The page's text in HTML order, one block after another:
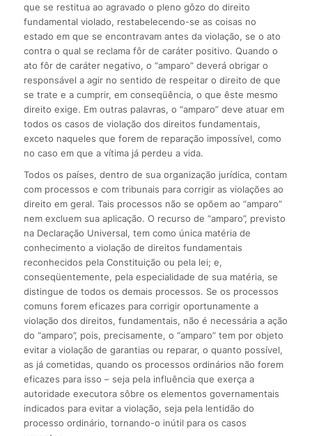
que se restitua ao agravado o pleno gôzo do direito
fundamental violado, restabelecendo-se as coisas no
estado em que se encontravam antes da violação, se o ato
contra o qual se reclama fôr de caráter positivo. Quando o
ato fôr de caráter negativo, o “amparo” deverá obrigar o
responsável a agir no sentido de respeitar o direito de que
se trate e a cumprir, em conseqüência, o que êste mesmo
direito exige. Em outras palavras, o “amparo” deve atuar em
todos os casos de violação dos direitos fundamentais,
exceto naqueles que forem de reparação impossível, como
no caso em que a vítima já perdeu a vida.
Todos os países, dentro de sua organização jurídica, contam
com processos e com tribunais para corrigir as violações ao
direito em geral. Tais processos não se opõem ao “amparo”
nem excluem sua aplicação. O recurso de “amparo”, previsto
na Declaração Universal, tem como única matéria de
conhecimento a violação de direitos fundamentais
reconhecidos pela Constituição ou pela lei; e,
conseqüentemente, pela especialidade de sua matéria, se
distingue de todos os demais processos. Se os processos
comuns forem eficazes para corrigir oportunamente a
violação dos direitos, fundamentais, não é necessária a ação
do “amparo”, pois, precisamente, o “amparo” tem por objeto
evitar a violação de garantias ou reparar, o quanto possível,
as já cometidas, quando os processos ordinários não forem
eficazes para isso – seja pela influência que exerça a
autoridade executora sôbre os elementos governamentais
indicados para evitar a violação, seja pela lentidão do
processo ordinário, tornando-o inútil para os casos